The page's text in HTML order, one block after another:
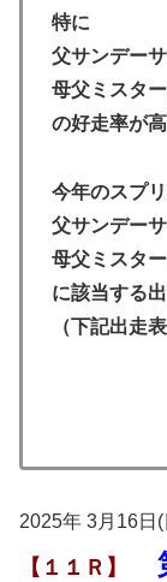
特に
父サンデー
母父ミスタ
の好走率が
今年のスプ
父サンデー
母父ミスタ
に該当する
（下記出走
2025年 3月16
【１１Ｒ】